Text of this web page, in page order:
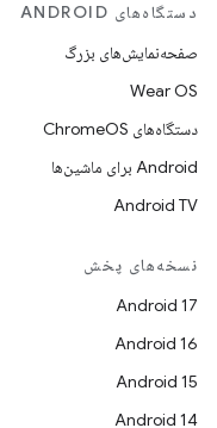
دستگاه‌های ANDROID
صفحه‌نمایش‌های بزرگ
Wear OS
دستگاه‌های ChromeOS
Android برای ماشین‌ها
Android TV
نسخه‌های پخش
Android 17
Android 16
Android 15
Android 14